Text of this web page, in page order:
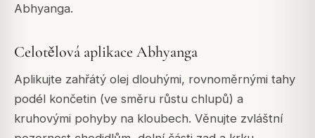
Abhyanga.
Celotělová aplikace Abhyanga
Aplikujte zahřátý olej dlouhými, rovnoměrnými tahy
podél končetin (ve směru růstu chlupů) a
kruhovými pohyby na kloubech. Věnujte zvláštní